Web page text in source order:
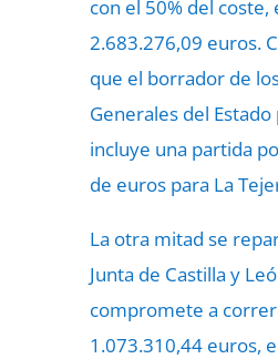
con el 50% del coste,
2.683.276,09 euros.
que el borrador de
Generales del
incluye una partida
de euros para La
La otra mitad se
Junta de Castilla y
compromete a
1.073.310,44 euros,